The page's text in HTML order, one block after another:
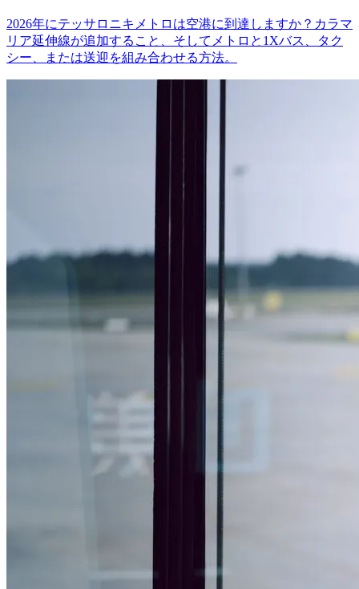
2026年にテッサロニキメトロは空港に到達しますか？カラマ
リア延伸線が追加すること、そしてメトロと1Xバス、タク
シー、または送迎を組み合わせる方法。